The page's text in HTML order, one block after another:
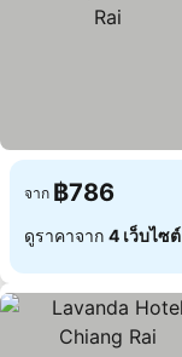
จาก ฿786
ดูราคาจาก 4 เว็บไซต์